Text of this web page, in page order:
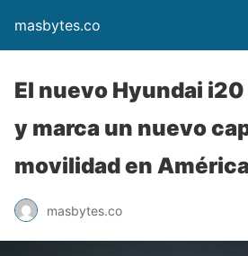
masbytes.co
El nuevo Hyundai i20
y marca un nuevo
movilidad en
masbytes.co